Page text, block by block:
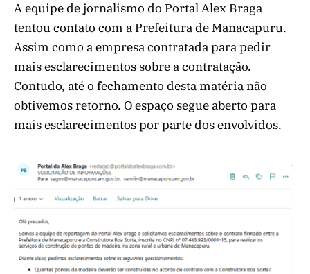
A equipe de jornalismo do Portal Alex Braga
tentou contato com a Prefeitura de Manacapuru.
Assim como a empresa contratada para pedir
mais esclarecimentos sobre a contratação.
Contudo, até o fechamento desta matéria não
obtivemos retorno. O espaço segue aberto para
mais esclarecimentos por parte dos envolvidos.